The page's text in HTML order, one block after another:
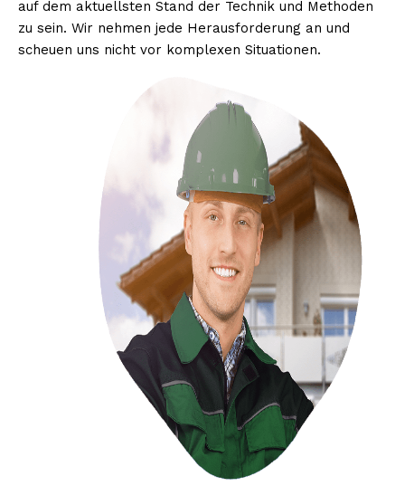
auf dem aktuellsten Stand der Technik und Methoden
zu sein. Wir nehmen jede Herausforderung an und
scheuen uns nicht vor komplexen Situationen.